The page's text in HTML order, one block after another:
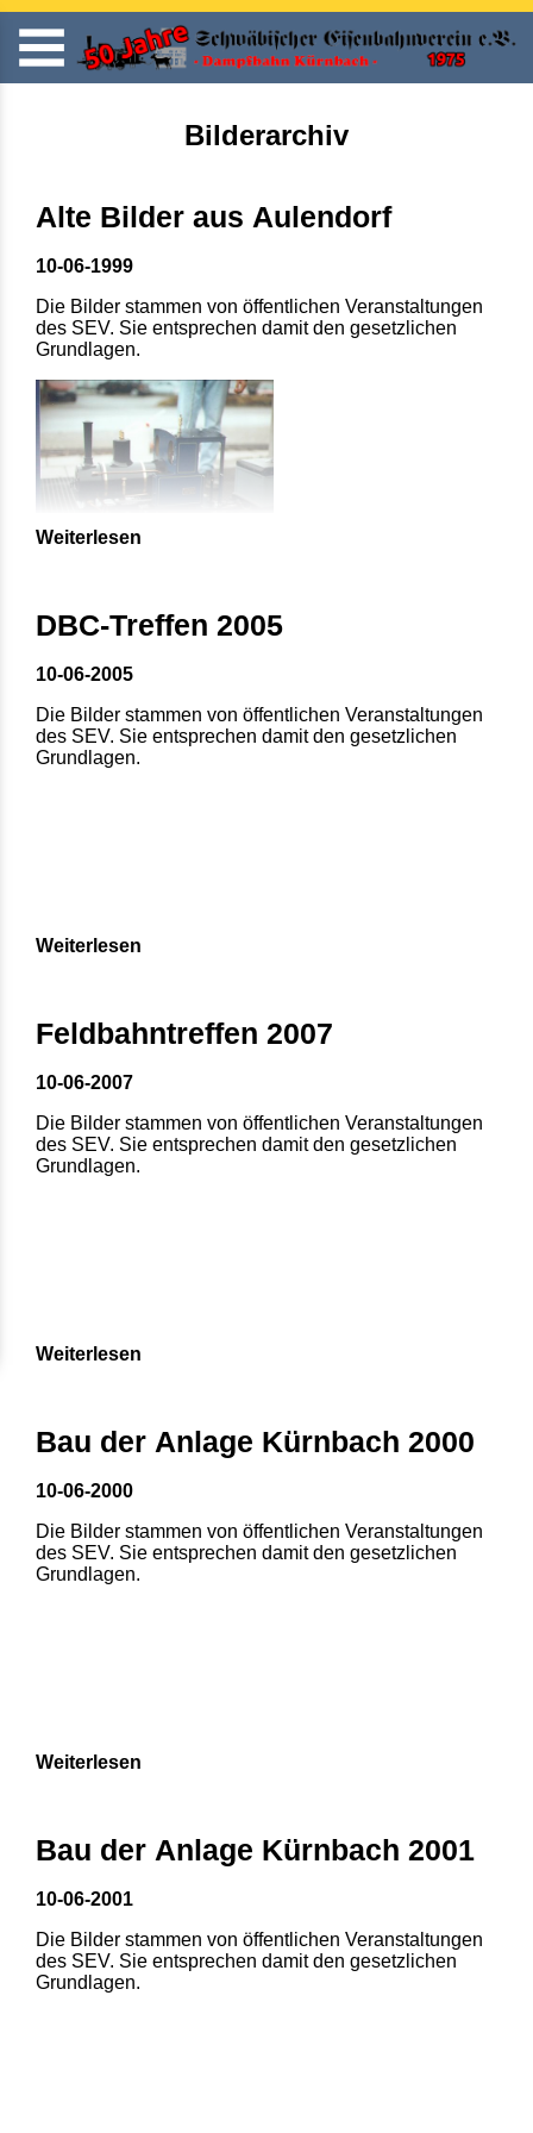
Bilderarchiv
Alte Bilder aus Aulendorf
10-06-1999
Die Bilder stammen von öffentlichen Veranstaltungen
des SEV. Sie entsprechen damit den gesetzlichen
Grundlagen.
Weiterlesen
DBC-Treffen 2005
10-06-2005
Die Bilder stammen von öffentlichen Veranstaltungen
des SEV. Sie entsprechen damit den gesetzlichen
Grundlagen.
Weiterlesen
Feldbahntreffen 2007
10-06-2007
Die Bilder stammen von öffentlichen Veranstaltungen
des SEV. Sie entsprechen damit den gesetzlichen
Grundlagen.
Weiterlesen
Bau der Anlage Kürnbach 2000
10-06-2000
Die Bilder stammen von öffentlichen Veranstaltungen
des SEV. Sie entsprechen damit den gesetzlichen
Grundlagen.
Weiterlesen
Bau der Anlage Kürnbach 2001
10-06-2001
Die Bilder stammen von öffentlichen Veranstaltungen
des SEV. Sie entsprechen damit den gesetzlichen
Grundlagen.